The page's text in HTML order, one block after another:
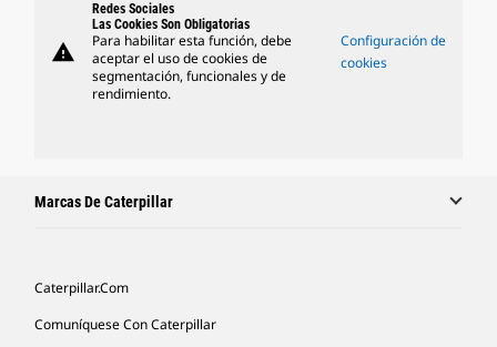
warning
Redes Sociales
Las Cookies Son Obligatorias
Para habilitar esta función, debe
aceptar el uso de cookies de
segmentación, funcionales y de
rendimiento.
Configuración de
cookies
Marcas De Caterpillar
Caterpillar.com
Comuníquese Con Caterpillar